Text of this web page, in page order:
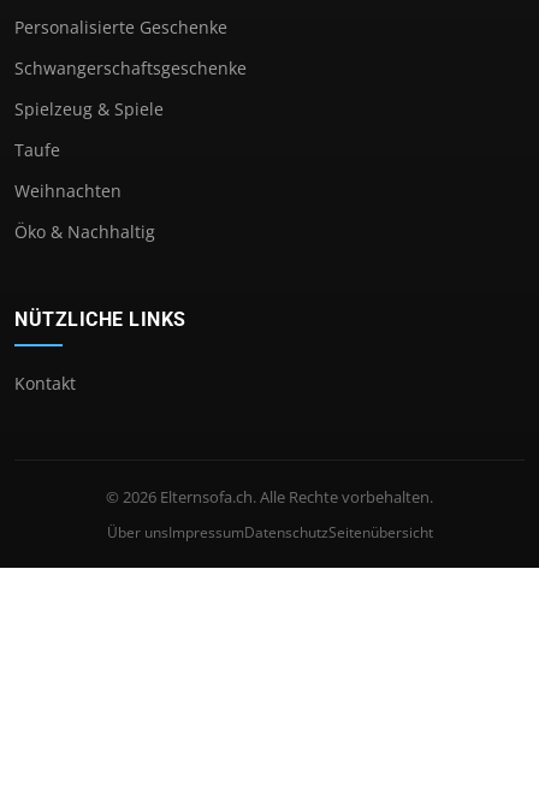
Personalisierte Geschenke
Schwangerschaftsgeschenke
Spielzeug & Spiele
Taufe
Weihnachten
Öko & Nachhaltig
NÜTZLICHE LINKS
Kontakt
© 2026 Elternsofa.ch. Alle Rechte vorbehalten.
Über unsImpressumDatenschutzSeitenübersicht